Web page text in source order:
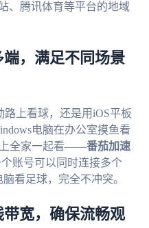
、腾讯体育等平台的地域
，满足不同场景
路上看球，还是用iOS平板
电脑在办公室摸鱼看
上全家一起看——番茄加速
账号可以同时连接多个
看足球，完全不冲突。
宽，确保流畅观